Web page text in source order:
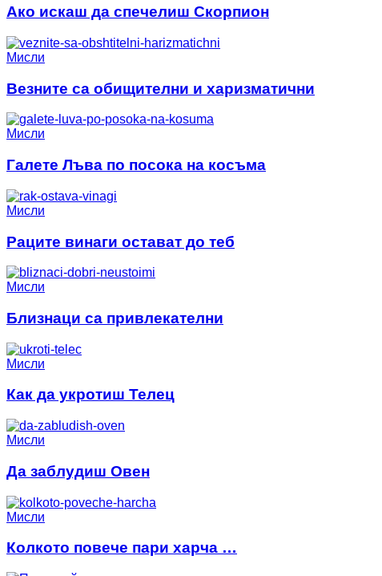
Ако искаш да спечелиш Скорпион
Мисли
Везните са обищителни и харизматични
Мисли
Галете Лъва по посока на косъма
Мисли
Раците винаги остават до теб
Мисли
Близнаци са привлекателни
Мисли
Как да укротиш Телец
Мисли
Да заблудиш Овен
Мисли
Колкото повече пари харча …